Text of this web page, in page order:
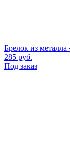
Брелок из
285 руб.
Под заказ